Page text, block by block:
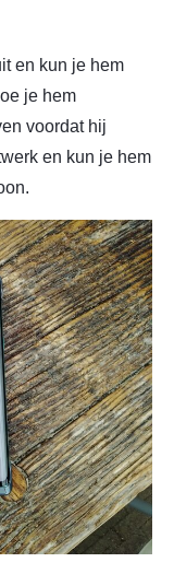
en kun je hem
je hem
voordat hij
en kun je hem